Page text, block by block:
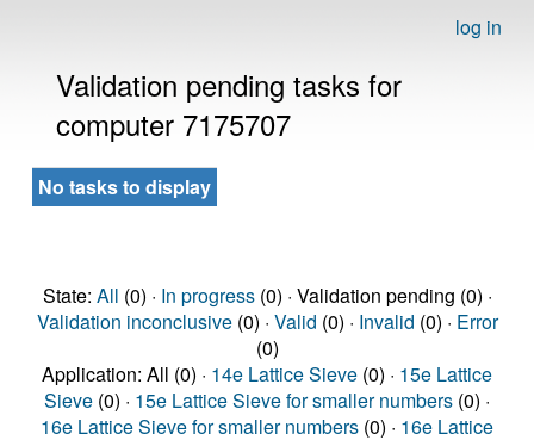
log in
Validation pending tasks for
computer 7175707
No tasks to display
State: All (0) · In progress(0) · Validation pending (0) ·
Validation inconclusive(0) · Valid (0) · Invalid (0) · Error
(0)
Application: All (0) · 14e Lattice Sieve (0) · 15e Lattice
Sieve (0) · 15e Lattice Sieve for smaller numbers (0) ·
16e Lattice Sieve for smaller numbers (0) · 16e Lattice